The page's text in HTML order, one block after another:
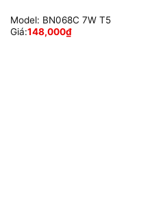
Model: BN068C 7W T5
Giá:148,000₫